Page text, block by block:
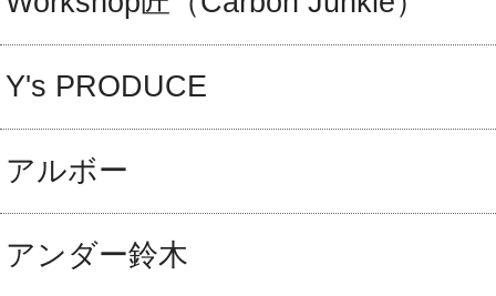
Y's PRODUCE
アルボー
アンダー鈴木